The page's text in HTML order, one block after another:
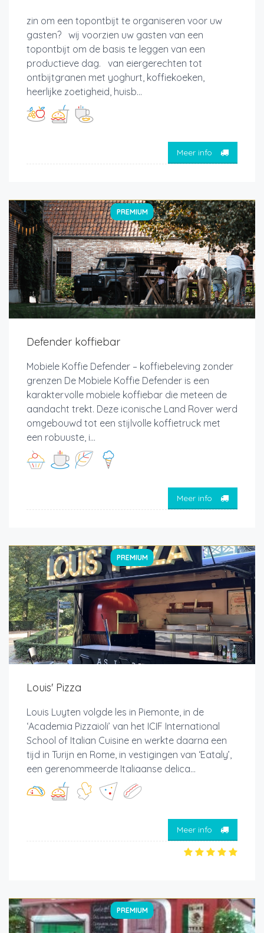
zin om een topontbijt te organiseren voor uw
gasten? wij voorzien uw gasten van een
topontbijt om de basis te leggen van een
productieve dag. van eiergerechten tot
ontbijtgranen met yoghurt, koffiekoeken,
heerlijke zoetigheid, huisb...
Meer info
PREMIUM
Defender koffiebar
Mobiele Koffie Defender – koffiebeleving zonder
grenzen De Mobiele Koffie Defender is een
karaktervolle mobiele koffiebar die meteen de
aandacht trekt. Deze iconische Land Rover werd
omgebouwd tot een stijlvolle koffietruck met
een robuuste, i...
Meer info
PREMIUM
Louis' Pizza
Louis Luyten volgde les in Piemonte, in de
‘Academia Pizzaioli’ van het ICIF International
School of Italian Cuisine en werkte daarna een
tijd in Turijn en Rome, in vestigingen van ‘Eataly’,
een gerenommeerde Italiaanse delica...
Meer info
PREMIUM